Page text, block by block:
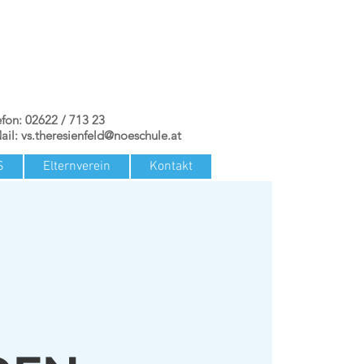
02622 / 713 23
vs.theresienfeld@noeschule.at
Elternverein Kontakt